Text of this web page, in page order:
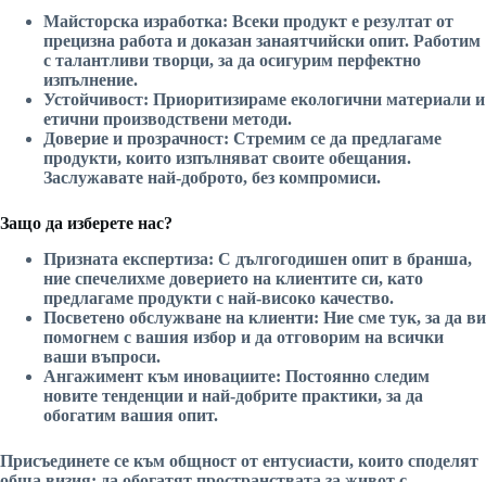
Майсторска изработка: Всеки продукт е резултат от
прецизна работа и доказан занаятчийски опит. Работим
с талантливи творци, за да осигурим перфектно
изпълнение.
Устойчивост: Приоритизираме екологични материали и
етични производствени методи.
Доверие и прозрачност: Стремим се да предлагаме
продукти, които изпълняват своите обещания.
Заслужавате най-доброто, без компромиси.
Защо да изберете нас?
Призната експертиза: С дългогодишен опит в бранша,
ние спечелихме доверието на клиентите си, като
предлагаме продукти с най-високо качество.
Посветено обслужване на клиенти: Ние сме тук, за да ви
помогнем с вашия избор и да отговорим на всички
ваши въпроси.
Ангажимент към иновациите: Постоянно следим
новите тенденции и най-добрите практики, за да
обогатим вашия опит.
Присъединете се към общност от ентусиасти, които споделят